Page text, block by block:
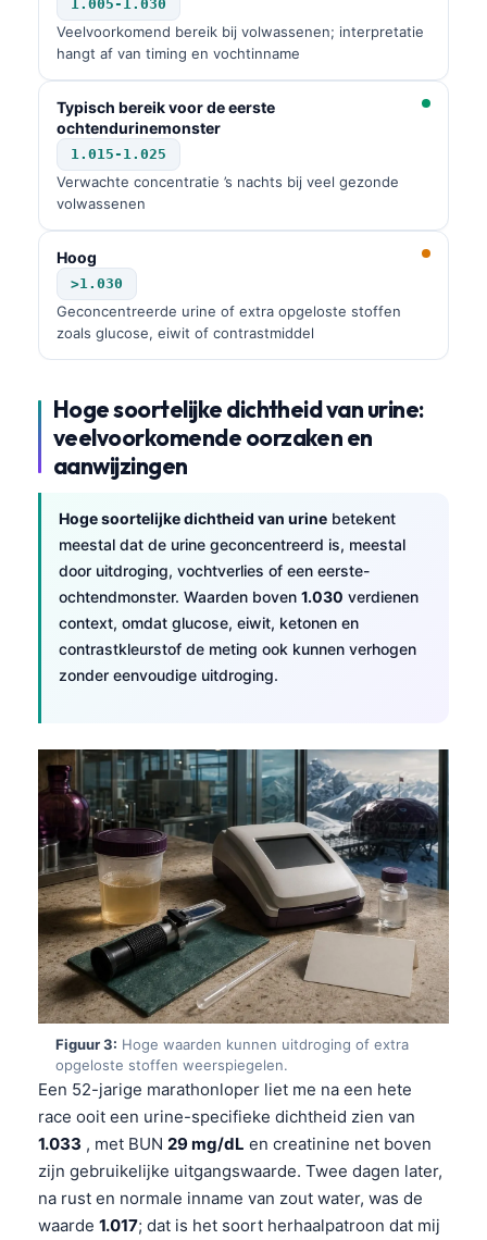
1.005-1.030
Veelvoorkomend bereik bij volwassenen; interpretatie
hangt af van timing en vochtinname
Typisch bereik voor de eerste
ochtendurinemonster
1.015-1.025
Verwachte concentratie ’s nachts bij veel gezonde
volwassenen
Hoog
>1.030
Geconcentreerde urine of extra opgeloste stoffen
zoals glucose, eiwit of contrastmiddel
Hoge soortelijke dichtheid van urine:
veelvoorkomende oorzaken en
aanwijzingen
Hoge soortelijke dichtheid van urine betekent
meestal dat de urine geconcentreerd is, meestal
door uitdroging, vochtverlies of een eerste-
ochtendmonster. Waarden boven 1.030 verdienen
context, omdat glucose, eiwit, ketonen en
contrastkleurstof de meting ook kunnen verhogen
zonder eenvoudige uitdroging.
Figuur 3: Hoge waarden kunnen uitdroging of extra
opgeloste stoffen weerspiegelen.
Een 52-jarige marathonloper liet me na een hete
race ooit een urine-specifieke dichtheid zien van
1.033 , met BUN 29 mg/dL en creatinine net boven
zijn gebruikelijke uitgangswaarde. Twee dagen later,
na rust en normale inname van zout water, was de
waarde 1.017; dat is het soort herhaalpatroon dat mij